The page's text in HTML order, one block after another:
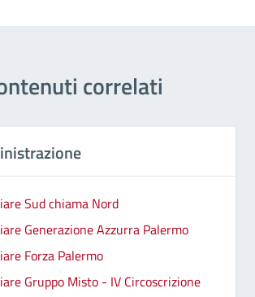
correlati
Sud chiama Nord
Generazione Azzurra Palermo
Forza Palermo
Gruppo Misto - IV Circoscrizione